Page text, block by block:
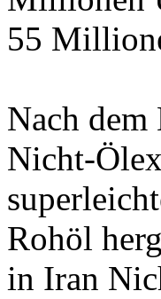
55
Nach
Nicht-
Rohöl
in Iran